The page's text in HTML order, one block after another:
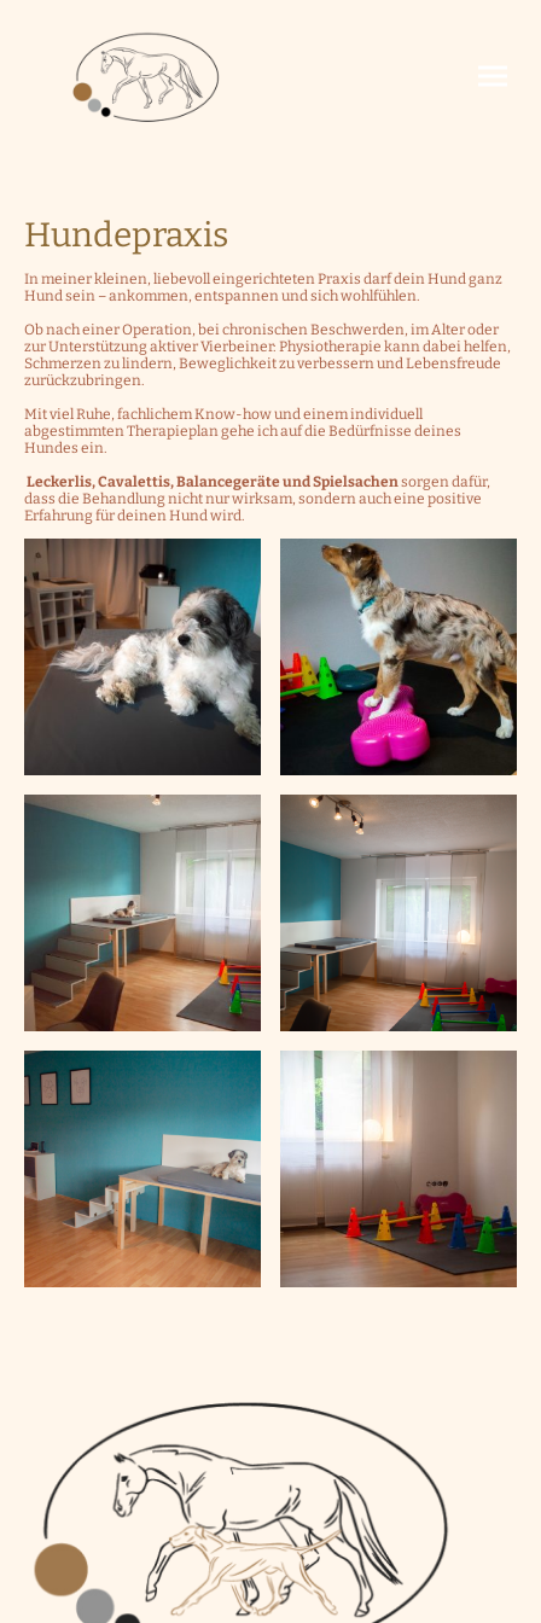
Hundepraxis
In meiner kleinen, liebevoll eingerichteten Praxis darf dein Hund ganz
Hund sein – ankommen, entspannen und sich wohlfühlen.
Ob nach einer Operation, bei chronischen Beschwerden, im Alter oder
zur Unterstützung aktiver Vierbeiner: Physiotherapie kann dabei helfen,
Schmerzen zu lindern, Beweglichkeit zu verbessern und Lebensfreude
zurückzubringen.
Mit viel Ruhe, fachlichem Know-how und einem individuell
abgestimmten Therapieplan gehe ich auf die Bedürfnisse deines
Hundes ein.
Leckerlis, Cavalettis, Balancegeräte und Spielsachensorgen dafür,
dass die Behandlung nicht nur wirksam, sondern auch eine positive
Erfahrung für deinen Hund wird.